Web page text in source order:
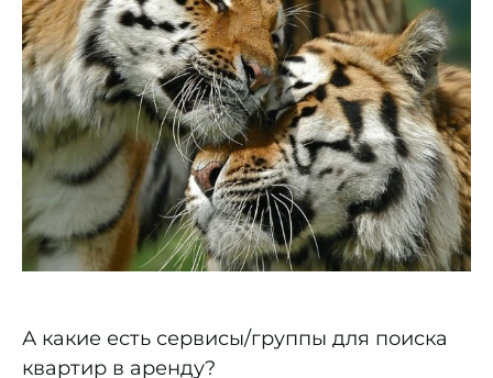
А какие есть сервисы/группы для поиска
квартир в аренду?